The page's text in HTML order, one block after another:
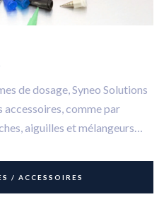
de dosage, Syneo Solutions
accessoires, comme par
aiguilles et mélangeurs
/ ACCESSOIRES